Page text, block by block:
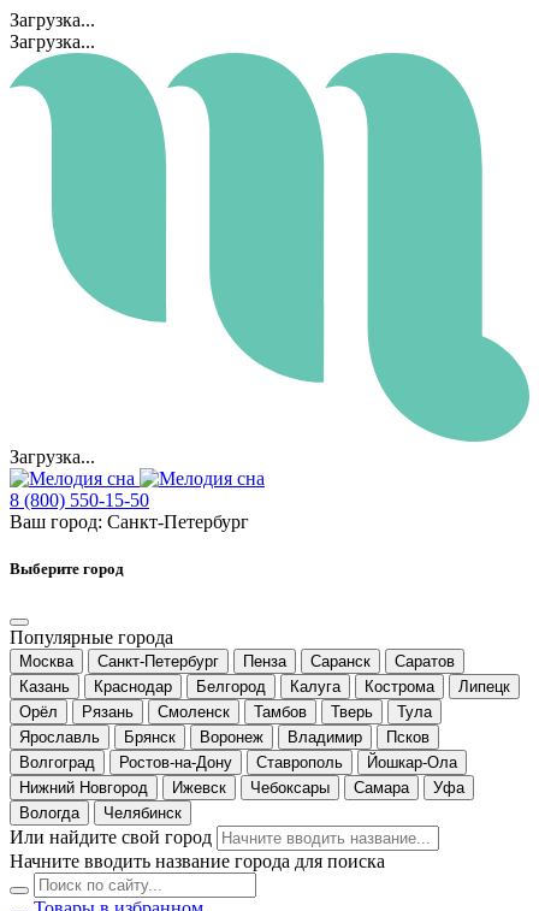
Загрузка...
Загрузка...
Загрузка...
8 (800) 550-15-50
Ваш город: Санкт-Петербург
Выберите город
Популярные города
Москва Санкт-Петербург Пенза Саранск
Саратов
Казань
Краснодар Белгород Калуга Кострома
Липецк
Орёл
Рязань Смоленск Тамбов Тверь
Тула
Ярославль
Брянск Воронеж Владимир
Псков
Волгоград
Ростов-на-Дону Ставрополь
Йошкар-Ола
Нижний Новгород
Ижевск Чебоксары Самара
Уфа
Вологда
Челябинск
Или найдите свой город
Начните вводить название города для поиска